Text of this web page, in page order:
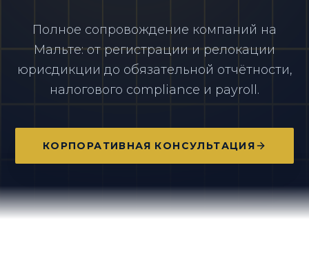
Полное сопровождение компаний на
Мальте: от регистрации и релокации
юрисдикции до обязательной отчётности,
налогового compliance и payroll.
КОРПОРАТИВНАЯ КОНСУЛЬТАЦИЯ